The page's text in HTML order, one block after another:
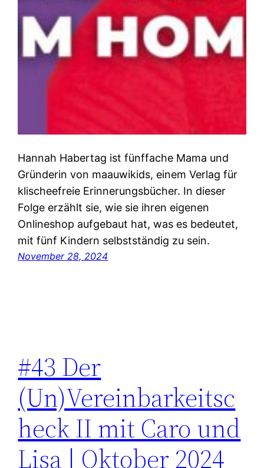
Hannah Habertag ist fünffache Mama und
Gründerin von maauwikids, einem Verlag für
klischeefreie Erinnerungsbücher. In dieser
Folge erzählt sie, wie sie ihren eigenen
Onlineshop aufgebaut hat, was es bedeutet,
mit fünf Kindern selbstständig zu sein.
November 28, 2024
#43 Der
(Un)Vereinbarkeitsc
heck II mit Caro und
Lisa | Oktober 2024